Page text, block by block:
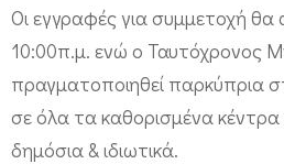
ρ
ι
κ
ό
Οι εγγραφές για συμμετοχή θα
10:00π.μ. ενώ ο Ταυτόχρονος
πραγματοποιηθεί παρκύπρια
σε όλα τα καθορισμένα κέντρα
δημόσια & ιδιωτικά.